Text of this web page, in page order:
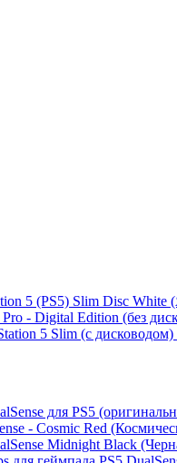
5 (PS5) Slim Disc
- Digital Edition (без
5 Slim (с
для PS5
- Cosmic Red
Midnight Black